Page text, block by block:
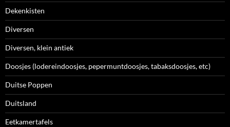
Dekenkisten
Diversen
Diversen, klein antiek
Doosjes (lodereindoosjes, pepermuntdoosjes, tabaksdoosjes, etc)
Duitse Poppen
Duitsland
Eetkamertafels